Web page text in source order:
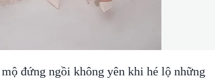
đứng ngồi không yên khi hé lộ những